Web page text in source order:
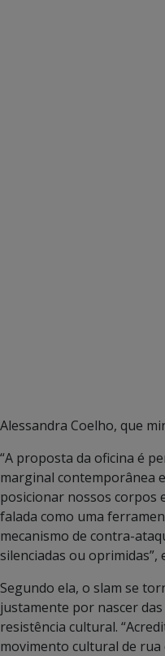
Alessandra Coelho, que
“A proposta da oficina é
marginal contemporânea
posicionar nossos corpos
falada como uma
mecanismo de contra-
silenciadas ou oprimidas”,
Segundo ela, o slam se
justamente por nascer
resistência cultural.
movimento cultural de rua